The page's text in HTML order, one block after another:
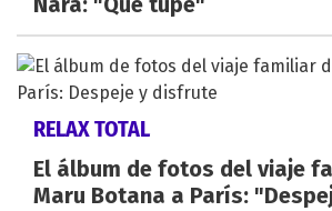
RELAX TOTAL
El álbum de fotos del viaje
Maru Botana a París: